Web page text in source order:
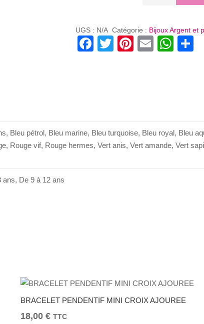
MINI
ETOILE
DE
UGS : N/A Catégorie : Bijoux Argent et
Facebook
TwitterPinterest
Email
Bleu pétrol, Bleu marine, Bleu turquoise, Bleu royal, Bleu
Rouge vif, Rouge hermes, Vert anis, Vert amande, Vert
ans, De 9 à 12 ans
BRACELET PENDENTIF MINI CROIX AJOUREE
18,00 € TTC